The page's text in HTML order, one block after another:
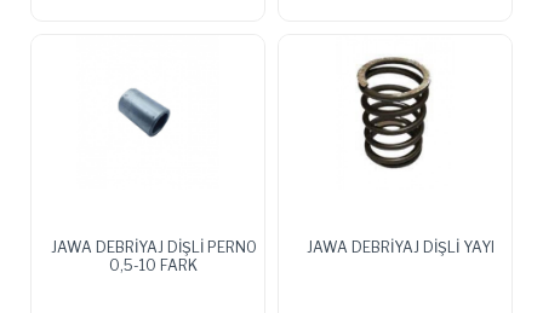
JAWA DEBRİYAJ DİŞLİ PERNO
0,5-10 FARK
JAWA DEBRİYAJ DİŞLİ YAYI